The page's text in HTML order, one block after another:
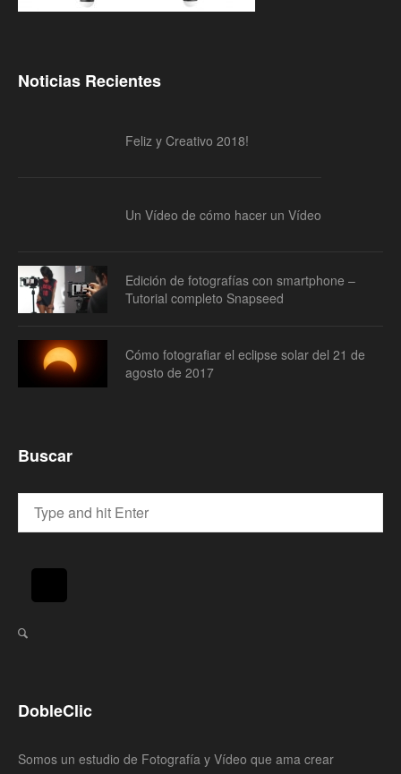
Noticias Recientes
Feliz y Creativo 2018!
Un Vídeo de cómo hacer un Vídeo
Edición de fotografías con smartphone –
Tutorial completo Snapseed
Cómo fotografiar el eclipse solar del 21 de
agosto de 2017
Buscar
DobleClic
Somos un estudio de Fotografía y Vídeo que ama crear